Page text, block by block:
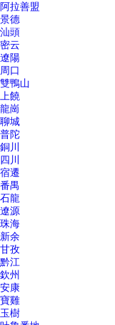
阿拉善盟
景德
汕頭
密云
遼陽
周口
雙鴨山
上饒
龍崗
聊城
普陀
銅川
四川
宿遷
番禺
石龍
遼源
珠海
新余
甘孜
黔江
欽州
安康
寶雞
玉樹